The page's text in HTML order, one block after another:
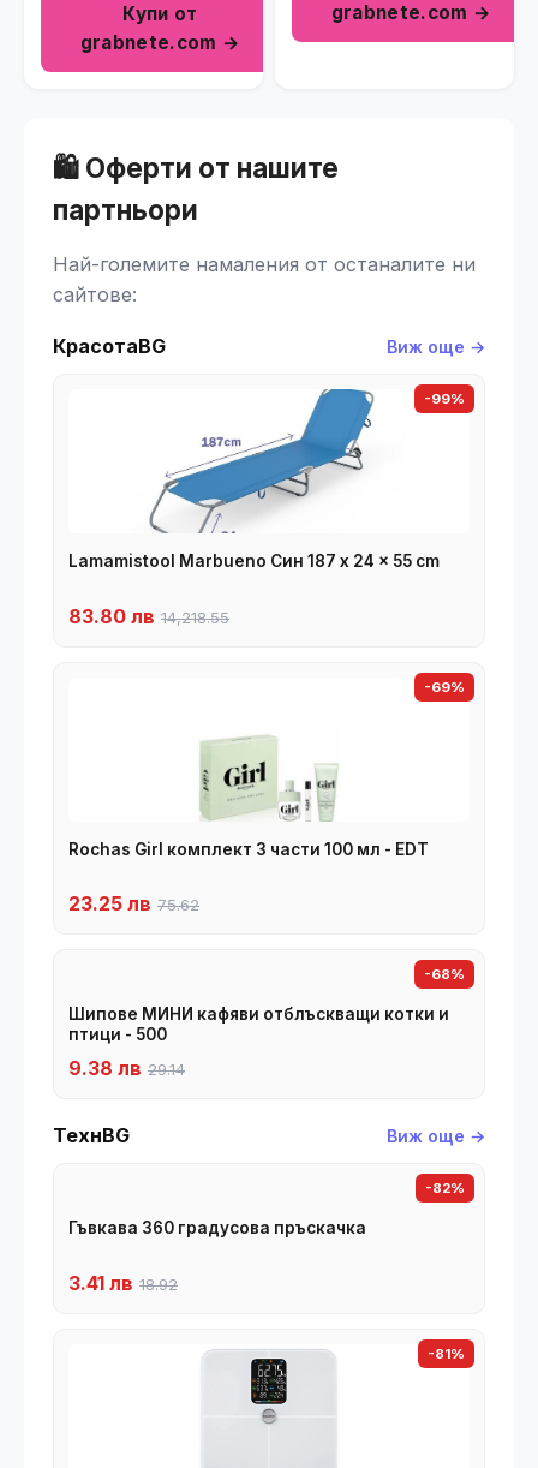
Купи от
grabnete.com →
grabnete.com →
🛍️ Оферти от нашите
партньори
Най-големите намаления от останалите ни
сайтове:
КрасотаBG Виж още →
-99%
Lamamistool Marbueno Син 187 x 24 x 55 cm
83.80 лв 14,218.55
-69%
Rochas Girl комплект 3 части 100 мл - EDT
23.25 лв 75.62
-68%
Шипове МИНИ кафяви отблъскващи котки и
птици - 500
9.38 лв 29.14
ТехнBG Виж още →
-82%
Гъвкава 360 градусова пръскачка
3.41 лв 18.92
-81%